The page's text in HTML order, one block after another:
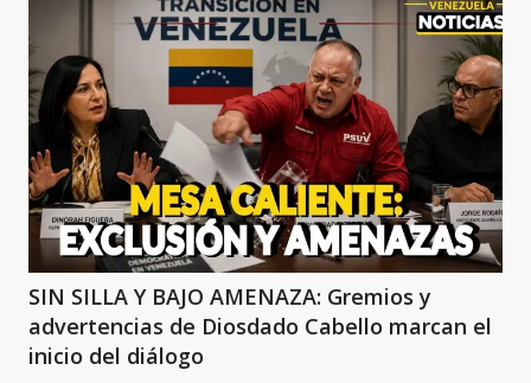
SIN SILLA Y BAJO AMENAZA: Gremios y
advertencias de Diosdado Cabello marcan el
inicio del diálogo